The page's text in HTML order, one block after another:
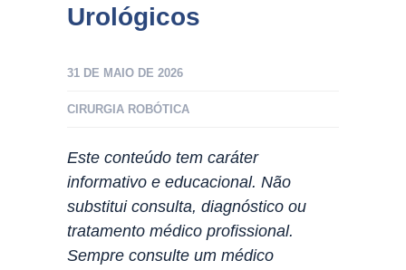
Urológicos
31 DE MAIO DE 2026
CIRURGIA ROBÓTICA
Este conteúdo tem caráter
informativo e educacional. Não
substitui consulta, diagnóstico ou
tratamento médico profissional.
Sempre consulte um médico